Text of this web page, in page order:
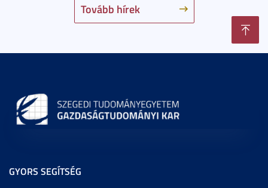
Tovább hírek
GYORS SEGÍTSÉG